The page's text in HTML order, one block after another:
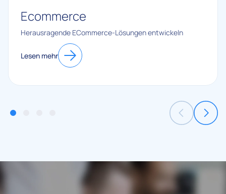
Ecommerce
Herausragende ECommerce-Lösungen entwickeln
Lesen mehr